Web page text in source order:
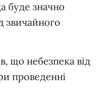
буде значно
звичайного
що небезпека від
проведенні